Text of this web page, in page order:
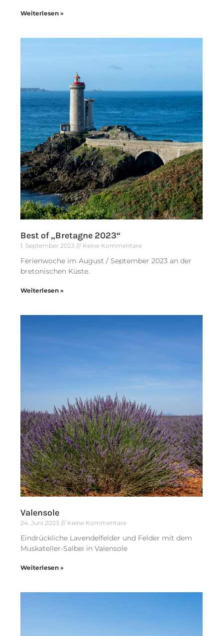
Weiterlesen »
Best of „Bretagne 2023“
1. September 2023 Keine Kommentare
Ferienwoche im August / September 2023 an der
bretonischen Küste.
Weiterlesen »
Valensole
24. Juni 2023 Keine Kommentare
Eindrückliche Lavendelfelder und Felder mit dem
Muskateller-Salbei in Valensole
Weiterlesen »